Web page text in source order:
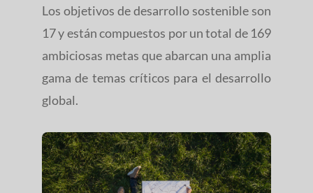
Los objetivos de desarrollo sostenible son
17 y están compuestos por un total de 169
ambiciosas metas que abarcan una amplia
gama de temas críticos para el desarrollo
global.